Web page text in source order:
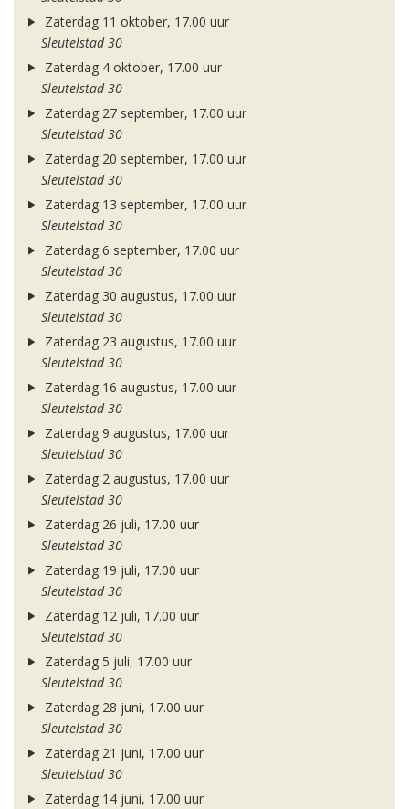
Zaterdag 11 oktober, 17.00 uur
Sleutelstad 30
Zaterdag 4 oktober, 17.00 uur
Sleutelstad 30
Zaterdag 27 september, 17.00 uur
Sleutelstad 30
Zaterdag 20 september, 17.00 uur
Sleutelstad 30
Zaterdag 13 september, 17.00 uur
Sleutelstad 30
Zaterdag 6 september, 17.00 uur
Sleutelstad 30
Zaterdag 30 augustus, 17.00 uur
Sleutelstad 30
Zaterdag 23 augustus, 17.00 uur
Sleutelstad 30
Zaterdag 16 augustus, 17.00 uur
Sleutelstad 30
Zaterdag 9 augustus, 17.00 uur
Sleutelstad 30
Zaterdag 2 augustus, 17.00 uur
Sleutelstad 30
Zaterdag 26 juli, 17.00 uur
Sleutelstad 30
Zaterdag 19 juli, 17.00 uur
Sleutelstad 30
Zaterdag 12 juli, 17.00 uur
Sleutelstad 30
Zaterdag 5 juli, 17.00 uur
Sleutelstad 30
Zaterdag 28 juni, 17.00 uur
Sleutelstad 30
Zaterdag 21 juni, 17.00 uur
Sleutelstad 30
Zaterdag 14 juni, 17.00 uur